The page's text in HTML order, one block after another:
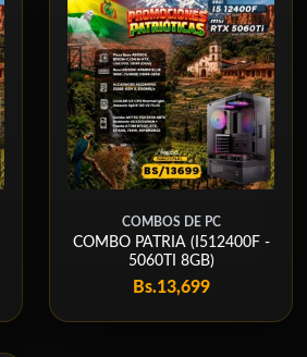
COMBOS DE PC
COMBO PATRIA (I512400F -
5060TI 8GB)
Bs.13,699